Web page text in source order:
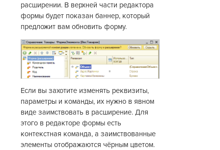
расширении. В верхней части редактора
формы будет показан баннер, который
предложит вам обновить форму.
Если вы захотите изменять реквизиты,
параметры и команды, их нужно в явном
виде заимствовать в расширение. Для
этого в редакторе формы есть
контекстная команда, а заимствованные
элементы отображаются чёрным цветом.